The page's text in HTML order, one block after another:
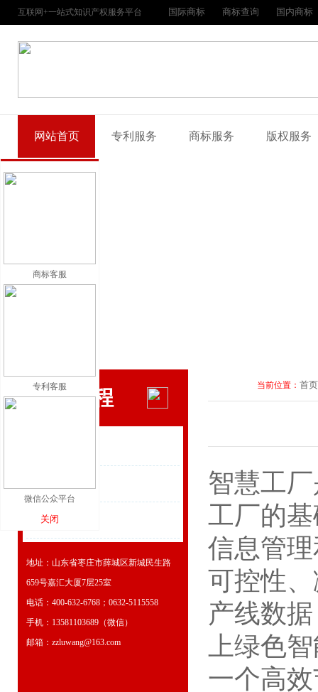
互联网+一站式知识产权服务平台 国际商标 商标查询 国内商标
网站首页 专利服务 商标服务 版权服务
数字工程
- 智慧工厂
地址：山东省枣庄市薛城区新城民生路
659号嘉汇大厦7层25室
电话：400-632-6768；0632-5115558
手机：13581103689（微信）
邮箱：zzluwang@163.com
当前位置： 首页
智慧工
工厂的
信息管
可控性
产线数
上绿色
一个高
商标客服
专利客服
微信公众平台
关闭